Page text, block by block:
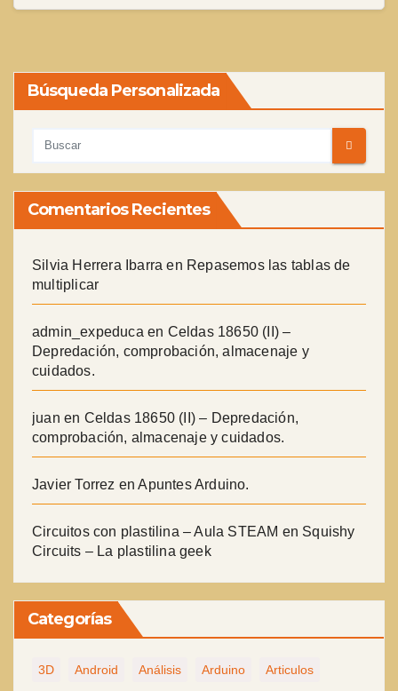
Búsqueda Personalizada
Comentarios Recientes
Silvia Herrera Ibarra en Repasemos las tablas de
multiplicar
admin_expeduca en Celdas 18650 (II) –
Depredación, comprobación, almacenaje y
cuidados.
juan en Celdas 18650 (II) – Depredación,
comprobación, almacenaje y cuidados.
Javier Torrez enApuntes Arduino.
Circuitos con plastilina – Aula STEAM en Squishy
Circuits – La plastilina geek
Categorías
3D Android Análisis Arduino Articulos